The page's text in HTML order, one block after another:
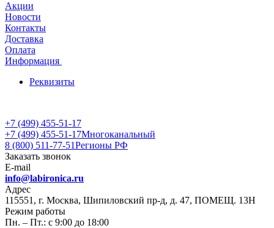
Акции
Новости
Контакты
Доставка
Оплата
Информация
Реквизиты
+7 (499) 455-51-17
+7 (499) 455-51-17Многоканальный
8 (800) 511-77-51Регионы РФ
Заказать звонок
E-mail
info@labironica.ru
Адрес
115551, г. Москва, Шипиловский пр-д, д. 47, ПОМЕЩ. 13Н
Режим работы
Пн. – Пт.: с 9:00 до 18:00